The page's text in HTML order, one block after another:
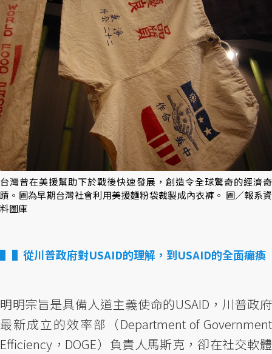
台灣曾在美援幫助下於戰後快速發展，創造令全球驚奇的經濟奇
蹟。圖為早期台灣社會利用美援麵粉袋裁製成內衣褲。 圖／報系資
料圖庫
▌從川普政府對USAID的理解，到USAID的全面癱瘓
明明宗旨是具備人道主義使命的USAID，川普政府
最新成立的效率部（Department of Government
Efficiency，DOGE）負責人馬斯克，卻在社交軟體